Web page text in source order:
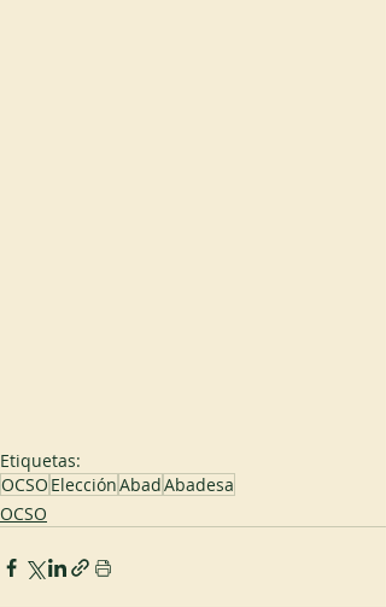
Etiquetas:
OCSO ElecciónAbadAbadesa
OCSO